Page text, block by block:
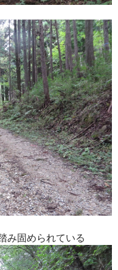
み固められている